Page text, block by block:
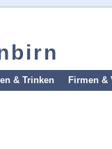
& Trinken Firmen &